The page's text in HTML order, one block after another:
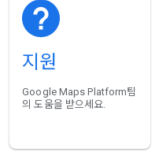
지원
Google Maps Platform팀
의 도움을 받으세요.